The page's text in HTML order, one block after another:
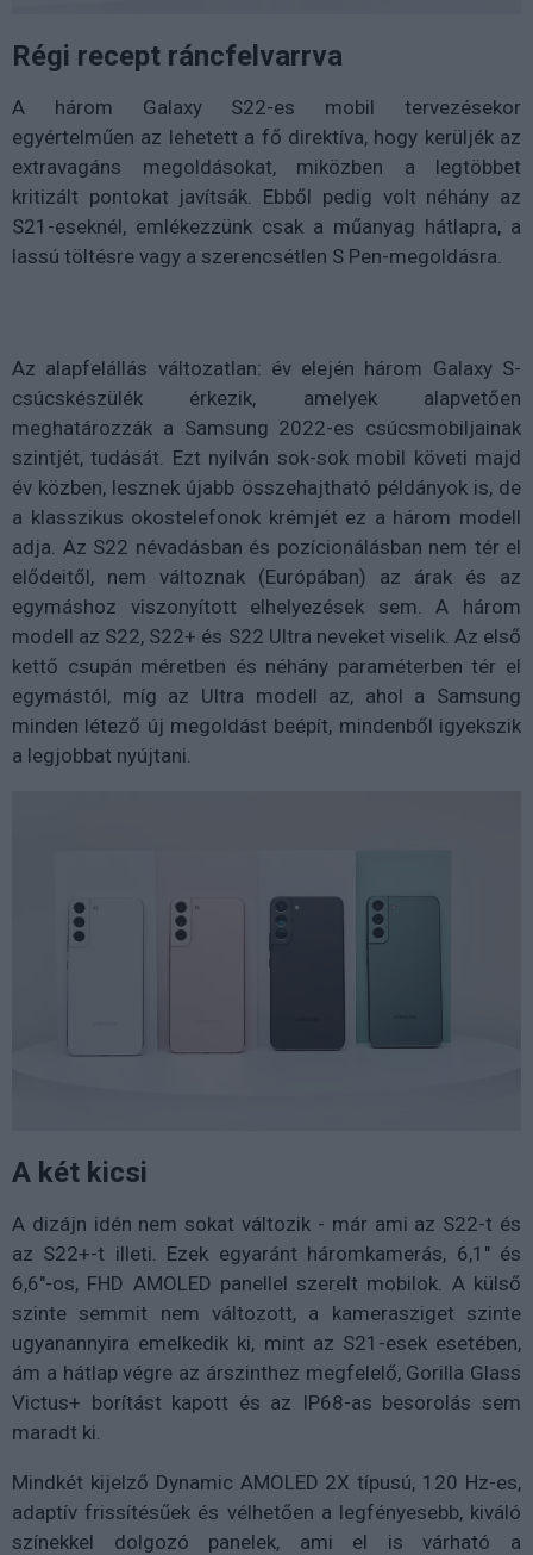
Régi recept ráncfelvarrva
A három Galaxy S22-es mobil tervezésekor
egyértelműen az lehetett a fő direktíva, hogy kerüljék az
extravagáns megoldásokat, miközben a legtöbbet
kritizált pontokat javítsák. Ebből pedig volt néhány az
S21-eseknél, emlékezzünk csak a műanyag hátlapra, a
lassú töltésre vagy a szerencsétlen S Pen-megoldásra.
Az alapfelállás változatlan: év elején három Galaxy S-
csúcskészülék érkezik, amelyek alapvetően
meghatározzák a Samsung 2022-es csúcsmobiljainak
szintjét, tudását. Ezt nyilván sok-sok mobil követi majd
év közben, lesznek újabb összehajtható példányok is, de
a klasszikus okostelefonok krémjét ez a három modell
adja. Az S22 névadásban és pozícionálásban nem tér el
elődeitől, nem változnak (Európában) az árak és az
egymáshoz viszonyított elhelyezések sem. A három
modell az S22, S22+ és S22 Ultra neveket viselik. Az első
kettő csupán méretben és néhány paraméterben tér el
egymástól, míg az Ultra modell az, ahol a Samsung
minden létező új megoldást beépít, mindenből igyekszik
a legjobbat nyújtani.
A két kicsi
A dizájn idén nem sokat változik - már ami az S22-t és
az S22+-t illeti. Ezek egyaránt háromkamerás, 6,1" és
6,6"-os, FHD AMOLED panellel szerelt mobilok. A külső
szinte semmit nem változott, a kamerasziget szinte
ugyanannyira emelkedik ki, mint az S21-esek esetében,
ám a hátlap végre az árszinthez megfelelő, Gorilla Glass
Victus+ borítást kapott és az IP68-as besorolás sem
maradt ki.
Mindkét kijelző Dynamic AMOLED 2X típusú, 120 Hz-es,
adaptív frissítésűek és vélhetően a legfényesebb, kiváló
színekkel dolgozó panelek, ami el is várható a